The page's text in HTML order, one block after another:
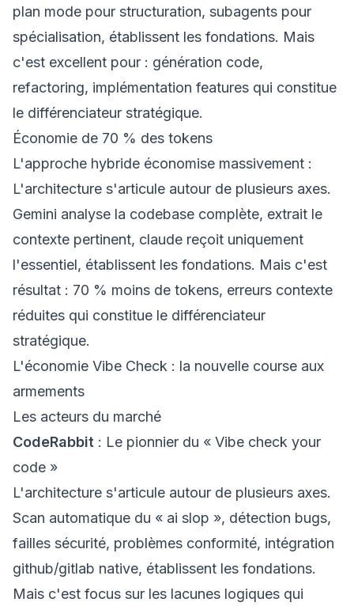
plan mode pour structuration, subagents pour
spécialisation, établissent les fondations. Mais
c'est excellent pour : génération code,
refactoring, implémentation features qui constitue
le différenciateur stratégique.
Économie de 70 % des tokens
L'approche hybride économise massivement :
L'architecture s'articule autour de plusieurs axes.
Gemini analyse la codebase complète, extrait le
contexte pertinent, claude reçoit uniquement
l'essentiel, établissent les fondations. Mais c'est
résultat : 70 % moins de tokens, erreurs contexte
réduites qui constitue le différenciateur
stratégique.
L'économie Vibe Check : la nouvelle course aux
armements
Les acteurs du marché
CodeRabbit : Le pionnier du « Vibe check your
code »
L'architecture s'articule autour de plusieurs axes.
Scan automatique du « ai slop », détection bugs,
failles sécurité, problèmes conformité, intégration
github/gitlab native, établissent les fondations.
Mais c'est focus sur les lacunes logiques qui